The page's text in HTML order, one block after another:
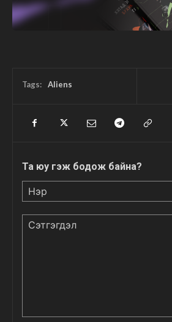
Tags: Aliens
Та юу гэж бодож байна?